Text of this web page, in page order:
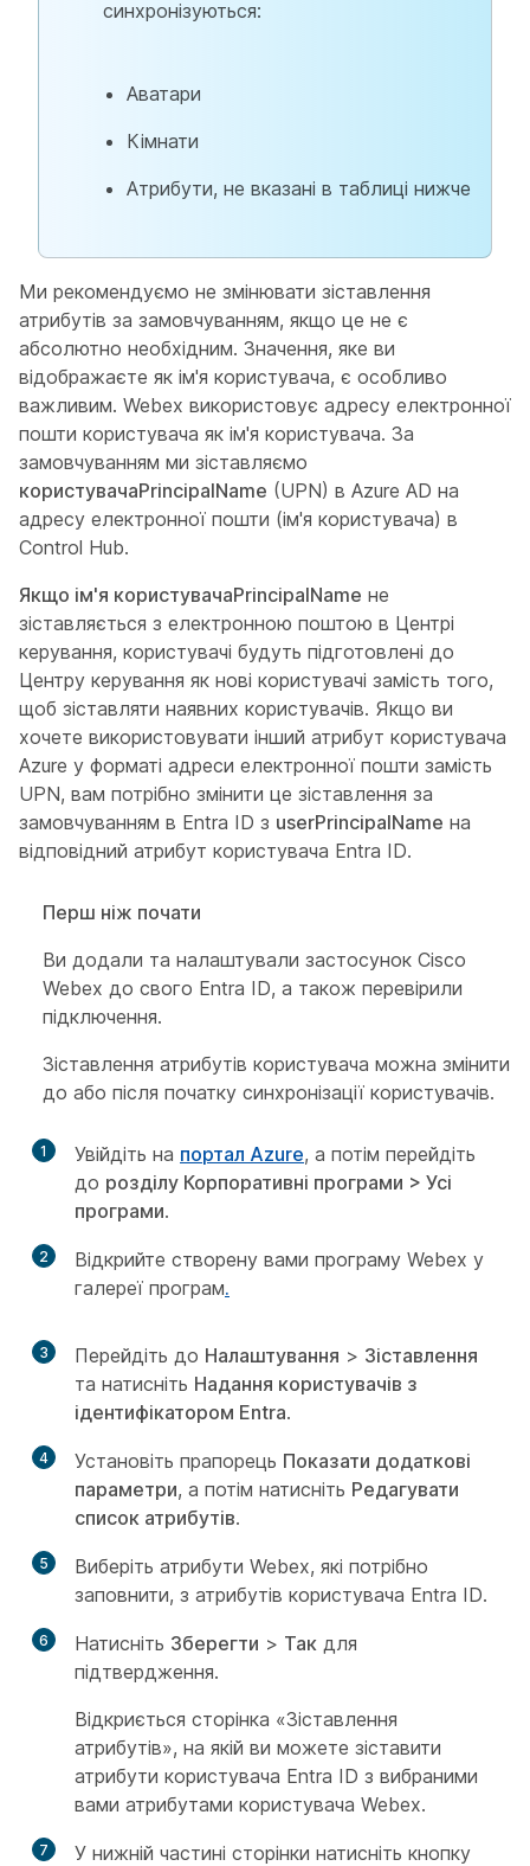
синхронізуються:
Аватари
Кімнати
Атрибути, не вказані в таблиці нижче
Ми рекомендуємо не змінювати зіставлення
атрибутів за замовчуванням, якщо це не є
абсолютно необхідним. Значення, яке ви
відображаєте як ім'я користувача, є особливо
важливим. Webex використовує адресу електронної
пошти користувача як ім'я користувача. За
замовчуванням ми зіставляємо
користувачаPrincipalName (UPN) в Azure AD на
адресу електронної пошти (ім'я користувача) в
Control Hub.
Якщо ім'я користувачаPrincipalName не
зіставляється з електронною поштою в Центрі
керування, користувачі будуть підготовлені до
Центру керування як нові користувачі замість того,
щоб зіставляти наявних користувачів. Якщо ви
хочете використовувати інший атрибут користувача
Azure у форматі адреси електронної пошти замість
UPN, вам потрібно змінити це зіставлення за
замовчуванням в Entra ID з userPrincipalName на
відповідний атрибут користувача Entra ID.
Перш ніж почати
Ви додали та налаштували застосунок Cisco
Webex до свого Entra ID, а також перевірили
підключення.
Зіставлення атрибутів користувача можна змінити
до або після початку синхронізації користувачів.
1 Увійдіть на портал Azure, а потім перейдіть
до розділу Корпоративні програми > Усі
програми.
2
Відкрийте створену вами програму Webex у
галереї програм.
3 Перейдіть до Налаштування > Зіставлення
та натисніть Надання користувачів з
ідентифікатором Entra.
4 Установіть прапорець Показати додаткові
параметри, а потім натисніть Редагувати
список атрибутів.
5
Виберіть атрибути Webex, які потрібно
заповнити, з атрибутів користувача Entra ID.
6 Натисніть Зберегти > Так для
підтвердження.
Відкриється сторінка «Зіставлення
атрибутів», на якій ви можете зіставити
атрибути користувача Entra ID з вибраними
вами атрибутами користувача Webex.
7
У нижній частині сторінки натисніть кнопку